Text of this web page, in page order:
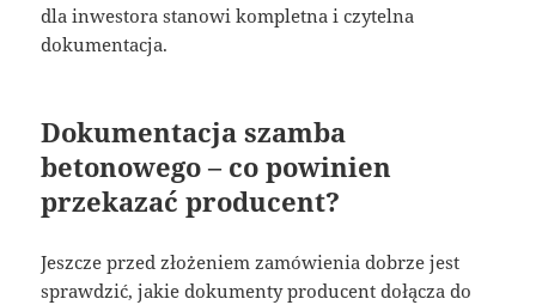
dla inwestora stanowi kompletna i czytelna
dokumentacja.
Dokumentacja szamba
betonowego – co powinien
przekazać producent?
Jeszcze przed złożeniem zamówienia dobrze jest
sprawdzić, jakie dokumenty producent dołącza do